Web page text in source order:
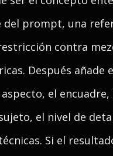
del prompt, una
contra
Después añade
el encuadre,
el nivel de
Si el